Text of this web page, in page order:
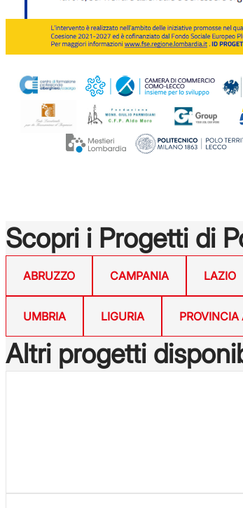
Scopri i Progetti di
ABRUZZO CAMPANIA LAZIO
UMBRIA LIGURIA
Altri progetti